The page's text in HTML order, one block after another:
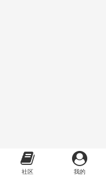
社区 我的